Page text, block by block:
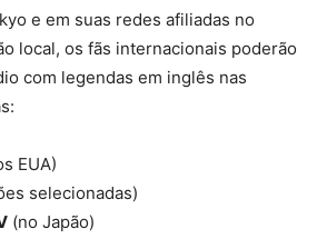
e em suas redes afiliadas no
local, os fãs internacionais poderão
com legendas em inglês nas
EUA)
selecionadas)
(no Japão)